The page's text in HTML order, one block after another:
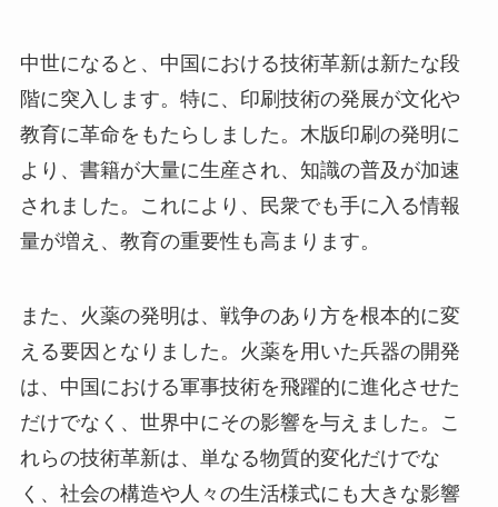
中世になると、中国における技術革新は新たな段
階に突入します。特に、印刷技術の発展が文化や
教育に革命をもたらしました。木版印刷の発明に
より、書籍が大量に生産され、知識の普及が加速
されました。これにより、民衆でも手に入る情報
量が増え、教育の重要性も高まります。
また、火薬の発明は、戦争のあり方を根本的に変
える要因となりました。火薬を用いた兵器の開発
は、中国における軍事技術を飛躍的に進化させた
だけでなく、世界中にその影響を与えました。こ
れらの技術革新は、単なる物質的変化だけでな
く、社会の構造や人々の生活様式にも大きな影響